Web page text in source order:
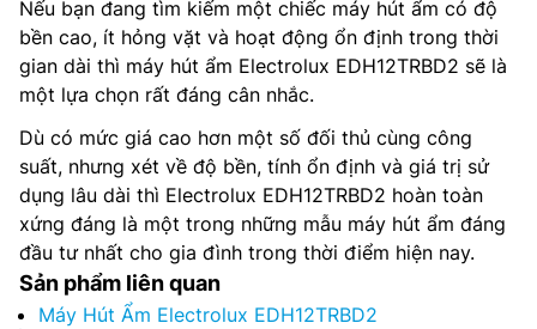
Nếu bạn đang tìm kiếm một chiếc máy hút ẩm có độ
bền cao, ít hỏng vặt và hoạt động ổn định trong thời
gian dài thì máy hút ẩm Electrolux EDH12TRBD2 sẽ là
một lựa chọn rất đáng cân nhắc.
Dù có mức giá cao hơn một số đối thủ cùng công
suất, nhưng xét về độ bền, tính ổn định và giá trị sử
dụng lâu dài thì Electrolux EDH12TRBD2 hoàn toàn
xứng đáng là một trong những mẫu máy hút ẩm đáng
đầu tư nhất cho gia đình trong thời điểm hiện nay.
Sản phẩm liên quan
Máy Hút Ẩm Electrolux EDH12TRBD2